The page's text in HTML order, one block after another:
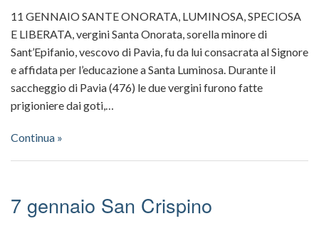
11 GENNAIO SANTE ONORATA, LUMINOSA, SPECIOSA
E LIBERATA, vergini Santa Onorata, sorella minore di
Sant’Epifanio, vescovo di Pavia, fu da lui consacrata al Signore
e affidata per l’educazione a Santa Luminosa. Durante il
saccheggio di Pavia (476) le due vergini furono fatte
prigioniere dai goti,…
Continua »
7 gennaio San Crispino